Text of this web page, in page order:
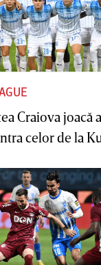
Craiova joacă
celor de la